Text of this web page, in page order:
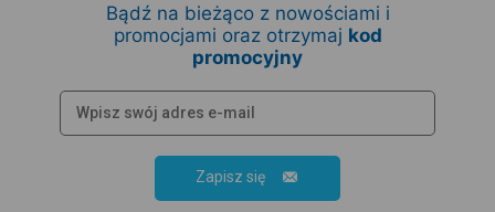
Bądź na bieżąco z nowościami i
promocjami oraz otrzymaj kod
promocyjny
Zapisz się